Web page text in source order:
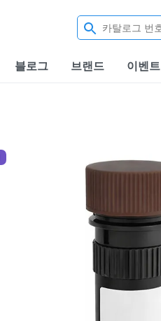
블로그 브랜드 이벤트